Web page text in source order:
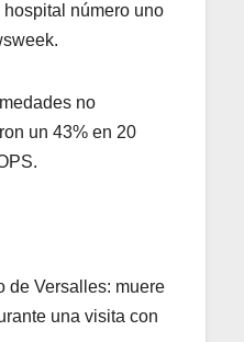
número uno
no
un 43% en 20
de Versalles: muere
una visita con